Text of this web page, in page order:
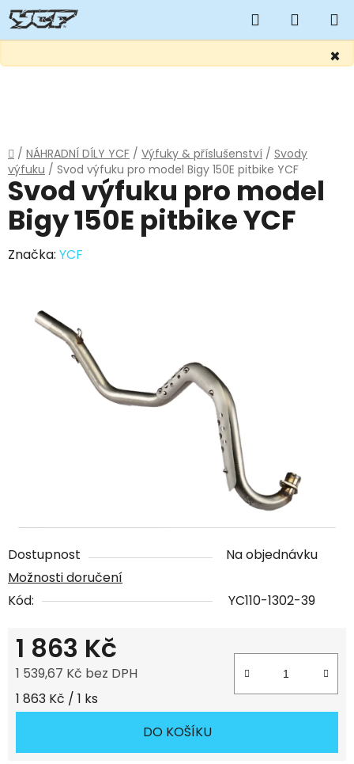
×
Hledat
KOŠÍK
Domů
/ NÁHRADNÍ DÍLY YCF / Výfuky & příslušenství / Svody
výfuku / Svod výfuku pro model Bigy 150E pitbike YCF
Dostupnost
Na objednávku
Možnosti doručení
Kód:
YC110-1302-39
1 863 Kč
1 539,67 Kč bez DPH
Měrná cena:
1 863 Kč / 1 ks
DO KOŠÍKU
Svod výfuku pro model
Bigy 150E pitbike YCF
Značka: YCF